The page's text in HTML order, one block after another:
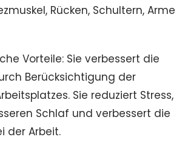
Rücken, Schultern, Arme
Vorteile: Sie verbessert die
Berücksichtigung der
Sie reduziert Stress,
Schlaf und verbessert die
der Arbeit.